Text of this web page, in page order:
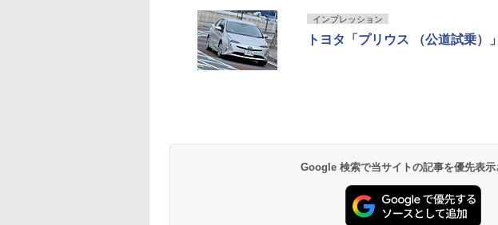
インプレッション
トヨタ「プリウス （公道試乗）」
Google 検索で当サイトの記事を優先表示